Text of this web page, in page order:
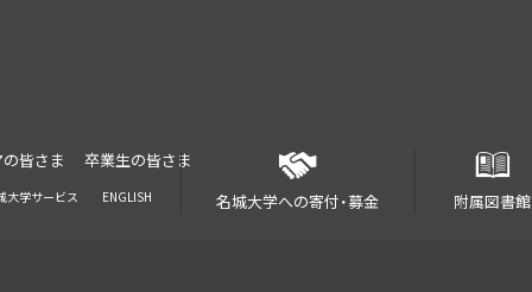
皆さま
卒業生の皆さま
名城大学への寄付・募金
附属図書館
大学サービス ENGLISH